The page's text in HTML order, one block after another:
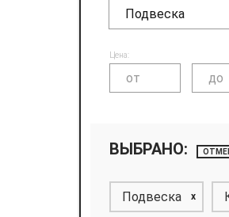
Подвеска
Цена:
ВЫБРАНО:
Подвеска x